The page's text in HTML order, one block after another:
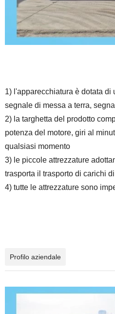
1) l'apparecchiatura è dotata
segnale di messa a terra,
2) la targhetta del prodotto
potenza del motore, giri al
qualsiasi momento
3) le piccole attrezzature
trasporta il trasporto di carichi
4) tutte le attrezzature sono
Profilo aziendale